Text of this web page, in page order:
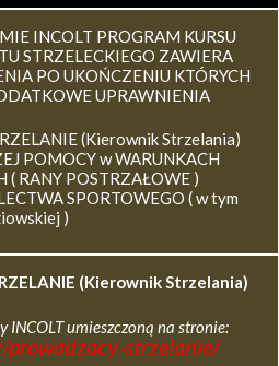
INCOLT PROGRAM KURSU
STRZELECKIEGO ZAWIERA
PO UKOŃCZENIU KTÓRYCH
UPRAWNIENIA
(Kierownik Strzelania)
POMOCY w WARUNKACH
( RANY POSTRZAŁOWE )
SPORTOWEGO ( w tym
)
(Kierownik Strzelania)
INCOLT umieszczoną na stronie:
strzelanie/